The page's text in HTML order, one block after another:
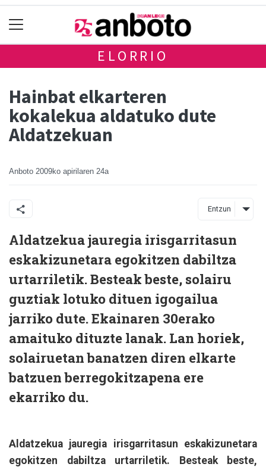
ELORRIO
Hainbat elkarteren
kokalekua aldatuko dute
Aldatzekuan
Anboto 2009ko apirilaren 24a
Entzun
Aldatzekua jauregia irisgarritasun
eskakizunetara egokitzen dabiltza
urtarriletik. Besteak beste, solairu
guztiak lotuko dituen igogailua
jarriko dute. Ekainaren 30erako
amaituko dituzte lanak. Lan horiek,
solairuetan banatzen diren elkarte
batzuen berregokitzapena ere
ekarriko du.
Aldatzekua jauregia irisgarritasun eskakizunetara
egokitzen dabiltza urtarriletik. Besteak beste,